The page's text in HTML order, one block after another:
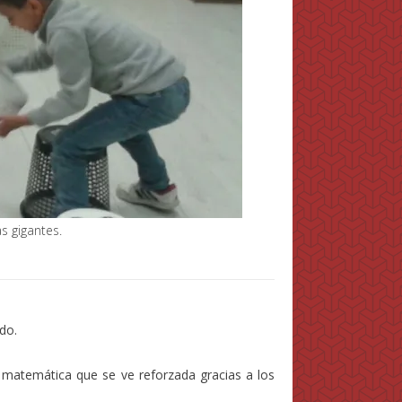
gigantes.
que se ve reforzada gracias a los